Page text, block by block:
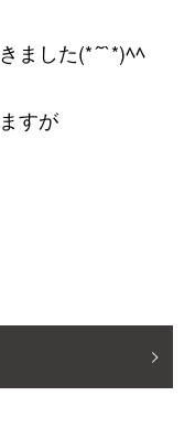
ました(*´˘`*)ﾍﾍ
すが